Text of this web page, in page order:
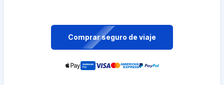
Comprar seguro de viaje